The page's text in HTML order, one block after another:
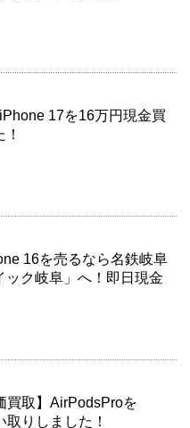
17を16万円現金買
16を売るなら名鉄岐阜
ック岐阜」へ！即日現金
買取】AirPodsProを
りしました！